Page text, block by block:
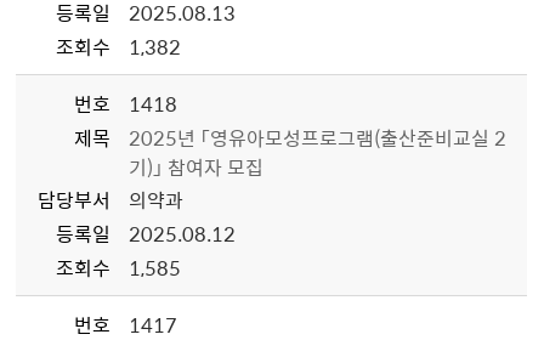
등록일
2025.08.13
조회수
1,382
번호
1418
제목
2025년 「영유아모성프로그램(출산준비교실 2
기)」 참여자 모집
담당부서
의약과
등록일
2025.08.12
조회수
1,585
번호
1417